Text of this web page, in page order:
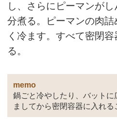
し、さらにピーマンが
分煮る。ピーマンの肉
く冷ます。すべて密閉
る。
memo
鍋ごと冷やしたり、バット
ましてから密閉容器に入れる